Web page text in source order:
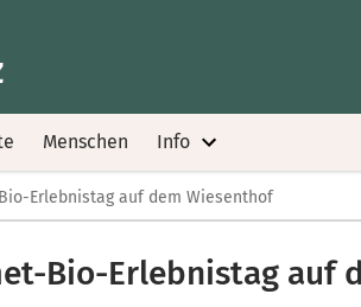
Menschen Info
Erlebnistag auf dem Wiesenthof
Bio-Erlebnistag auf